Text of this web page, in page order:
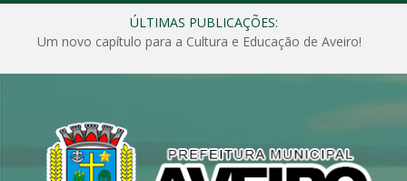
ÚLTIMAS PUBLICAÇÕES:
Um novo capítulo para a Cultura e Educação de Aveiro!